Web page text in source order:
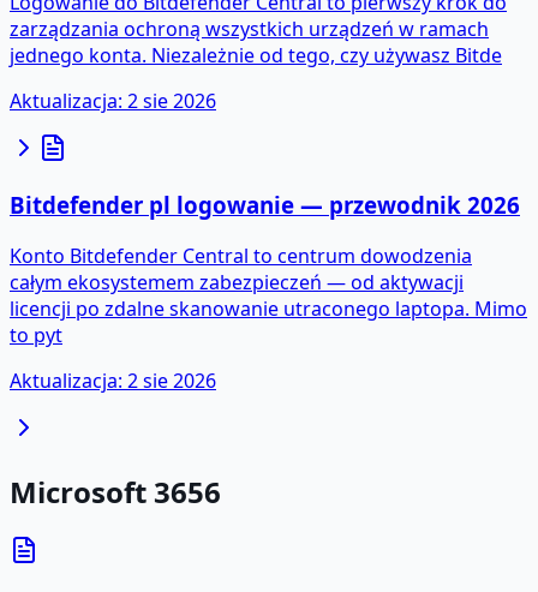
zarządzania ochroną wszystkich urządzeń w ramach
jednego konta. Niezależnie od tego, czy używasz Bitde
Aktualizacja: 2 sie 2026
Bitdefender pl logowanie — przewodnik 2026
Konto Bitdefender Central to centrum dowodzenia
całym ekosystemem zabezpieczeń — od aktywacji
licencji po zdalne skanowanie utraconego laptopa. Mimo
to pyt
Aktualizacja: 2 sie 2026
Microsoft 3656